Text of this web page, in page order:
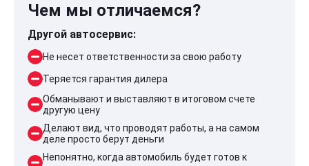
Чем мы отличаемся?
Другой автосервис:
Не несет ответственности за свою работу
Теряется гарантия дилера
Обманывают и выставляют в итоговом счете
другую цену
Делают вид, что проводят работы, а на самом
деле просто берут деньги
Непонятно, когда автомобиль будет готов к